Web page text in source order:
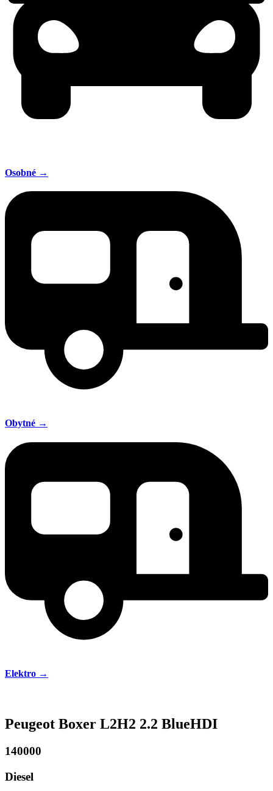
Osobné →
Obytné →
Elektro →
Peugeot Boxer L2H2 2.2 BlueHDI
140000
Diesel